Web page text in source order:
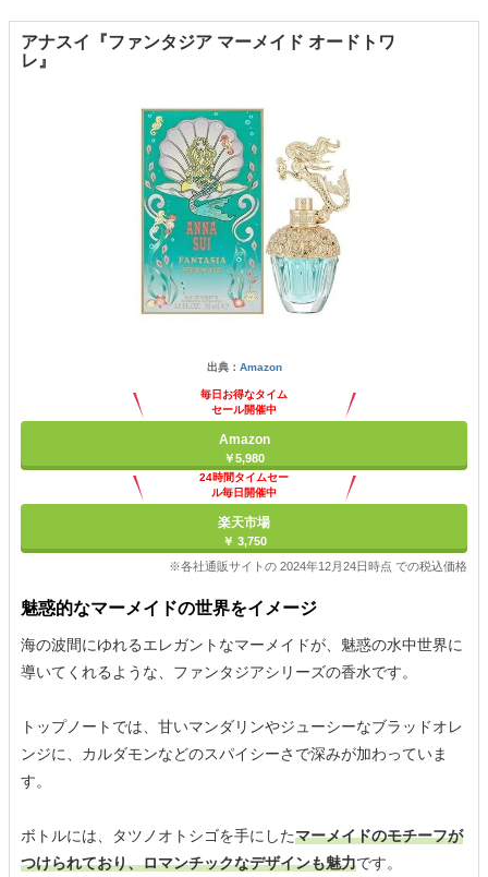
アナスイ『ファンタジア マーメイド オードトワ
レ』
出典： Amazon
毎日お得なタイム
セール開催中
Amazon
￥5,980
24時間タイムセー
ル毎日開催中
楽天市場
￥ 3,750
※各社通販サイトの 2024年12月24日時点 での税込価格
魅惑的なマーメイドの世界をイメージ
海の波間にゆれるエレガントなマーメイドが、魅惑の水中世界に
導いてくれるような、ファンタジアシリーズの香水です。
トップノートでは、甘いマンダリンやジューシーなブラッドオレ
ンジに、カルダモンなどのスパイシーさで深みが加わっていま
す。
ボトルには、タツノオトシゴを手にしたマーメイドのモチーフが
つけられており、ロマンチックなデザインも魅力です。